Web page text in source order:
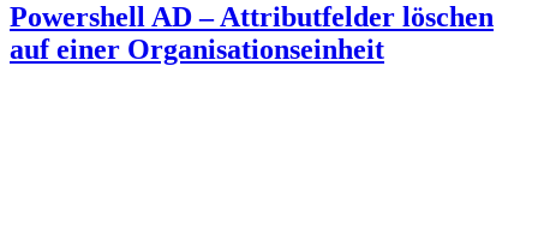
Powershell AD – Attributfelder löschen
auf einer Organisationseinheit